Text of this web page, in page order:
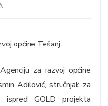
općine Tešanj
za razvoj općine
Adilović, stručnjak za
ispred GOLD projekta